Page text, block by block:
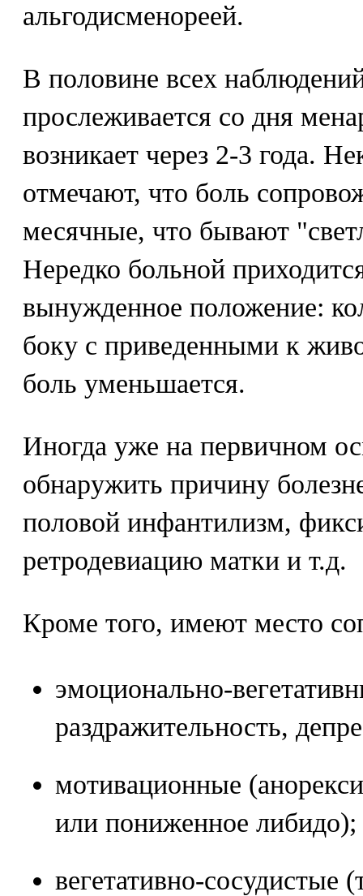
альгодисменореей.
В половине всех
прослеживается со дня
возникает через 2-3 года.
отмечают, что боль
месячные, что бывают
Нередко больной
вынужденное положение:
боку с приведенными к
боль уменьшается.
Иногда уже на первичном
обнаружить причину
половой инфантилизм,
ретродевиацию матки и т.д.
Кроме того, имеют место
эмоционально-
раздражительность,
мотивационные
или пониженное либидо);
вегетативно-сосудистые